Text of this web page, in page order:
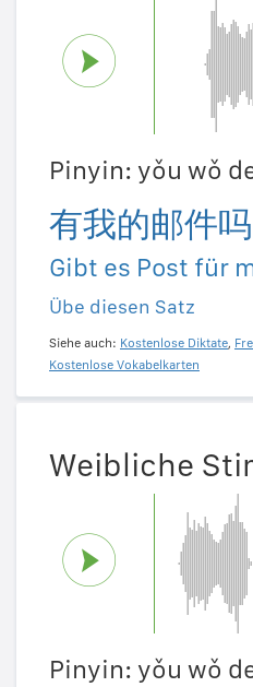
Pinyin: yǒu wǒ
有我的邮件吗
Gibt es Post für
Übe diesen Satz
Siehe auch: Kostenlose Diktate,
Kostenlose Vokabelkarten
Weibliche
Pinyin: yǒu wǒ